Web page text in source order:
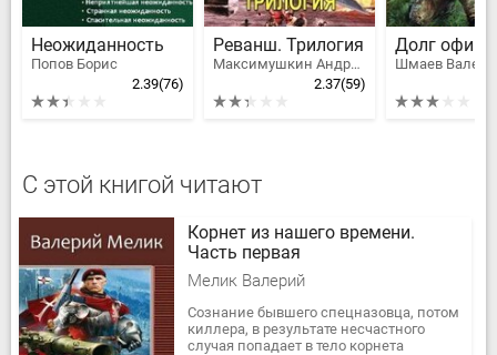
Неожиданность
Попов Борис
2.39(76)
Реванш. Трилогия
Максимушкин Андрей Владимирович
2.37(59)
Долг
С этой книгой читают
Корнет из нашего времени.
Часть первая
Мелик Валерий
Сознание бывшего спецназовца, потом
киллера, в результате несчастного
случая попадает в тело корнета